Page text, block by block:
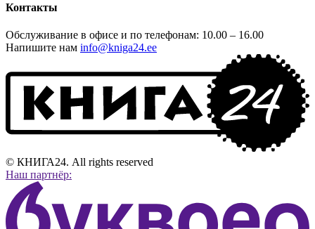
Контакты
Обслуживание в офисе и по телефонам: 10.00 – 16.00
Напишите нам info@kniga24.ee
© КНИГА24. All rights reserved
Наш партнёр: